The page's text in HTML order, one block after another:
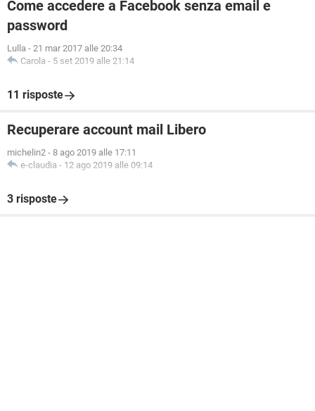
Come accedere a Facebook senza email e
password
Lulla - 21 mar 2017 alle 20:34
Carola - 5 set 2019 alle 21:14
11 risposte
Recuperare account mail Libero
michelin2 - 8 ago 2019 alle 17:11
e-claudia - 12 ago 2019 alle 09:14
3 risposte